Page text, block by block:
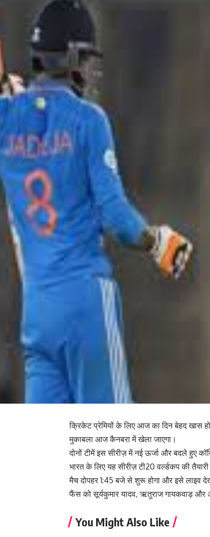
क्रिकेट प्रेमियों के लिए आज का दिन बेहद खास
मुकाबला आज कैनबरा में खेला जाएगा।
दोनों टीमें इस सीरीज़ में नई ऊर्जा और बदले हुए
भारत के लिए यह सीरीज़ टी20 वर्ल्डकप की
मैच दोपहर 1:45 बजे से शुरू होगा और इसे लाइव
फैंस को सूर्यकुमार यादव, ऋतुराज गायकवाड़ और
You Might Also Like